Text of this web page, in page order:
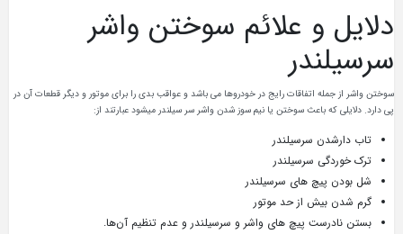
دلایل و علائم سوختن واشر
سرسیلندر
سوختن واشر از جمله اتفاقات رایج در خودروها می باشد و عواقب بدی را برای موتور و دیگر قطعات آن در
پی دارد. دلایلی که باعث سوختن یا نیم‌ سوز شدن واشر سر سیلندر میشود عبارتند از:
تاب دارشدن سرسیلندر
ترک‌ خوردگی سرسیلندر
شل بودن پیچ‌ های سرسیلندر
گرم شدن بیش از حد موتور
بستن نادرست پیچ‌ های واشر و سرسیلندر و عدم تنظیم آن‌ها.